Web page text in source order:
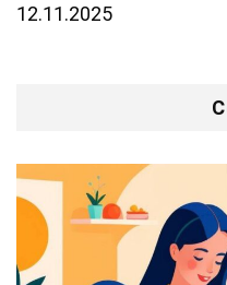
12.11.2025